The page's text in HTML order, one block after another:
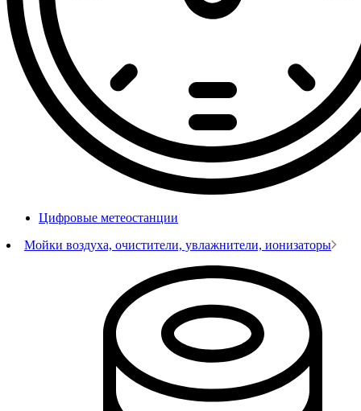
Цифровые метеостанции
Мойки воздуха, очистители, увлажнители, ионизаторы